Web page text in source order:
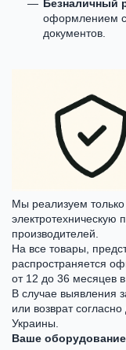
Безналичный
оформлением
документов.
Мы реализуем
электротехническую
производителей.
На все товары,
распространяется
от 12 до 36 месяцев
В случае выявления
или возврат
Украины.
Ваше